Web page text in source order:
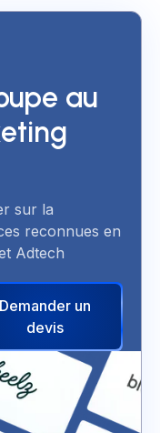
au
sur la
reconnues en
Adtech
Demander un
devis